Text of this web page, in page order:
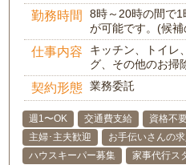
勤務時間
8時～20時の間で1
が可能です。(候
仕事内容
キッチン、トイレ
グ、その他のお掃
契約形態 業務委託
週1〜OK 交通費支給 資格不
主婦･主夫歓迎
お手伝いさんの求
ハウスキーパー募集
家事代行ス